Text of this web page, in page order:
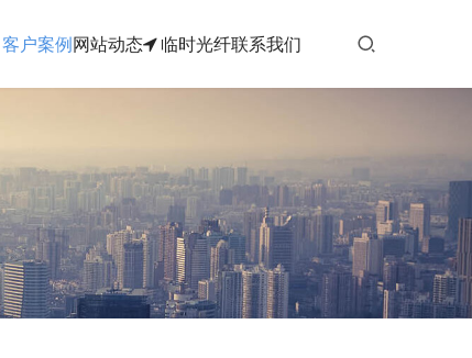
客户案例网站动态 临时光纤联系我们